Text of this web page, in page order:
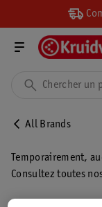
All Brands
Temporairement,
Consultez toutes